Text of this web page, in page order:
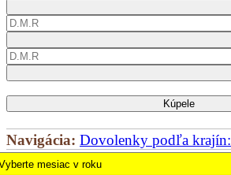
Kúpele
Navigácia: Dovolenky podľa krajín: